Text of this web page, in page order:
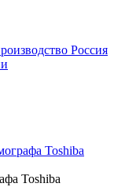
Россия
Toshiba
Toshiba